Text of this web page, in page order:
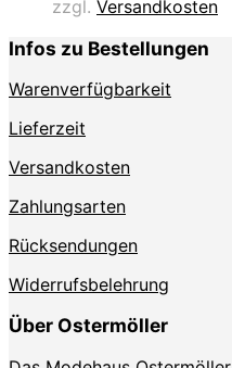
zzgl. Versandkosten
Infos zu Bestellungen
Warenverfügbarkeit
Lieferzeit
Versandkosten
Zahlungsarten
Rücksendungen
Widerrufsbelehrung
Über Ostermöller